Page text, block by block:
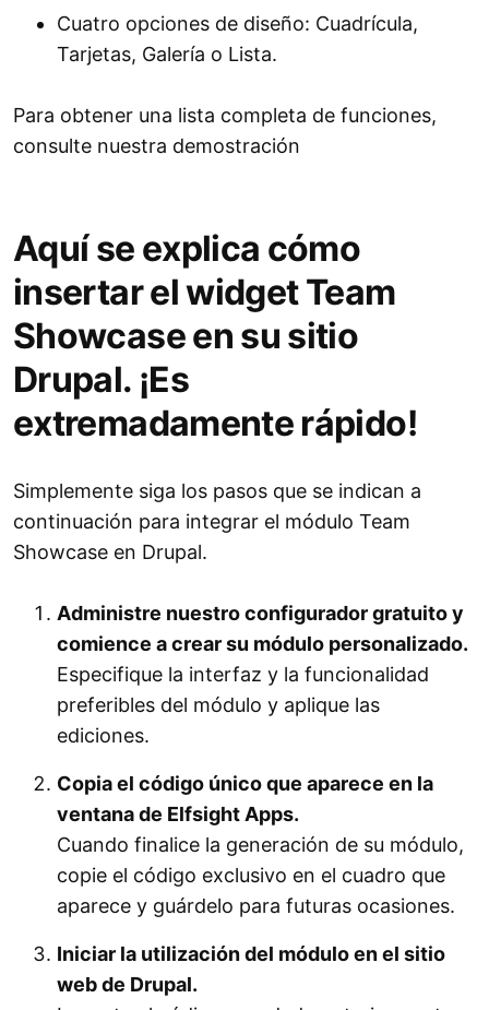
Cuatro opciones de diseño: Cuadrícula,
Tarjetas, Galería o Lista.
Para obtener una lista completa de funciones,
consulte nuestra demostración
Aquí se explica cómo
insertar el widget Team
Showcase en su sitio
Drupal. ¡Es
extremadamente rápido!
Simplemente siga los pasos que se indican a
continuación para integrar el módulo Team
Showcase en Drupal.
Administre nuestro configurador gratuito y
comience a crear su módulo personalizado.
Especifique la interfaz y la funcionalidad
preferibles del módulo y aplique las
ediciones.
Copia el código único que aparece en la
ventana de Elfsight Apps.
Cuando finalice la generación de su módulo,
copie el código exclusivo en el cuadro que
aparece y guárdelo para futuras ocasiones.
Iniciar la utilización del módulo en el sitio
web de Drupal.